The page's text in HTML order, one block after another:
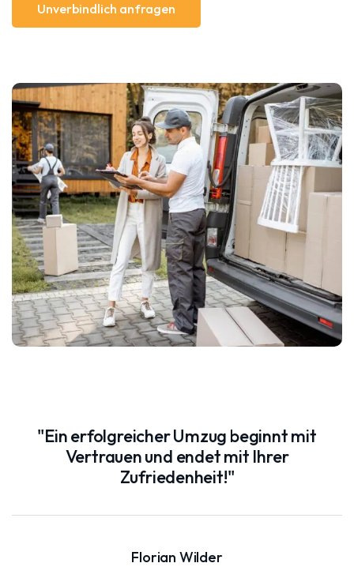
"Ein erfolgreicher Umzug beginnt mit
Vertrauen und endet mit Ihrer
Zufriedenheit!"
Florian Wilder
Unverbindlich anfragen